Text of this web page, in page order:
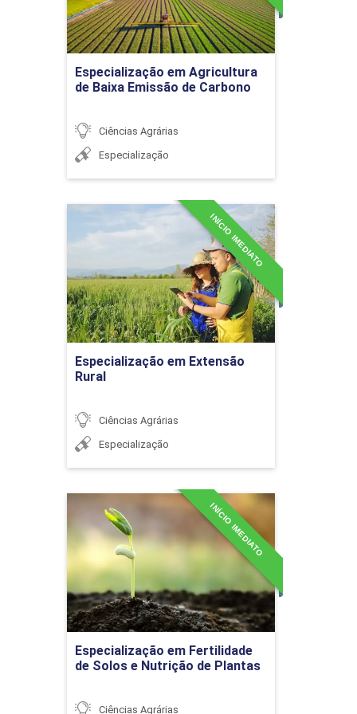
Planejamento Estratégico
(Ênfase em agronegócio)
Planejamento do
estabelecimento
agropecuário
Riscos no setor
agropecuário
LIDERANÇA E GESTÃO DE
de liderança
Liderança e gestão
Liderança, participação e
Especialização em Agricultura
de Baixa Emissão de Carbono
Ciências Agrárias
Especialização
Especialização em Extensão
Rural
INÍCIO IMEDIATO
Ciências Agrárias
Especialização
Especialização em
Extensão Rural
Detalhes do curso
Ir para Inscrição
Especialização em Fertilidade
de Solos e Nutrição de Plantas
INÍCIO IMEDIATO
Ciências Agrárias
Especialização em
Fertilidade de Solos e
Nutrição de Plantas
Detalhes do curso